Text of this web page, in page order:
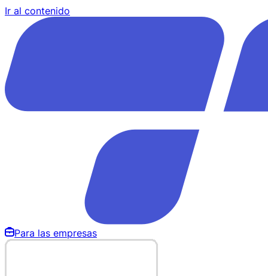
Ir al contenido
Para las empresas